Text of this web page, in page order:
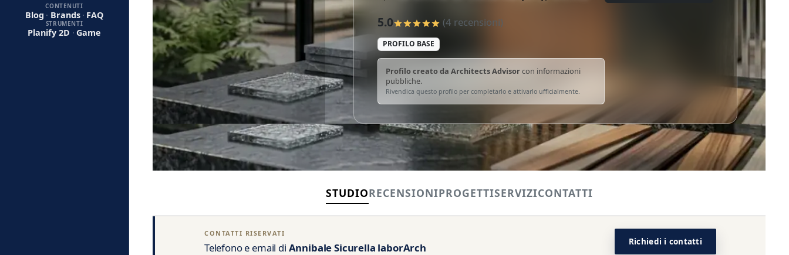
5.0 (4 recensioni)
PROFILO BASE
Profilo creato da Architects Advisorcon informazioni
pubbliche.
Rivendica questo profilo per completarlo e attivarlo ufficialmente.
STUDIORECENSIONIPROGETTISERVIZICONTATTI
CONTATTI RISERVATI
Telefono e email di Annibale Sicurella laborArch Richiedi i contatti
Marche ›
Molise ›
CONTENUTI
Blog · Brands · FAQ
STRUMENTI
Planify 2D · Game